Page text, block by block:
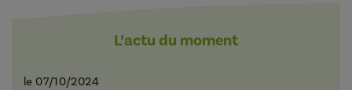
L’actu du moment
le 07/10/2024